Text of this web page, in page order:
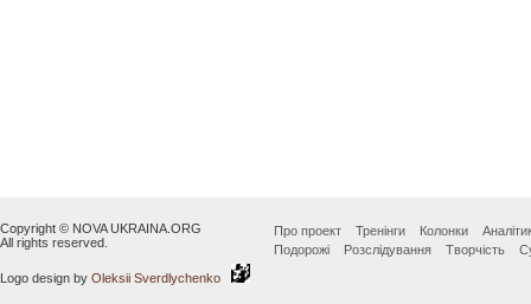
Copyright © NOVA UKRAINA.ORG
All rights reserved.
Logo design by Oleksii Sverdlychenko
Про проект Тренінги Колонки
Подорожі
Розслідування Творчість